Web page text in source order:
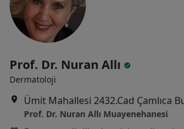
Prof. Dr. Nuran Allı
Dermatoloji
Prof. Dr. Nuran Allı Muayenehanesi